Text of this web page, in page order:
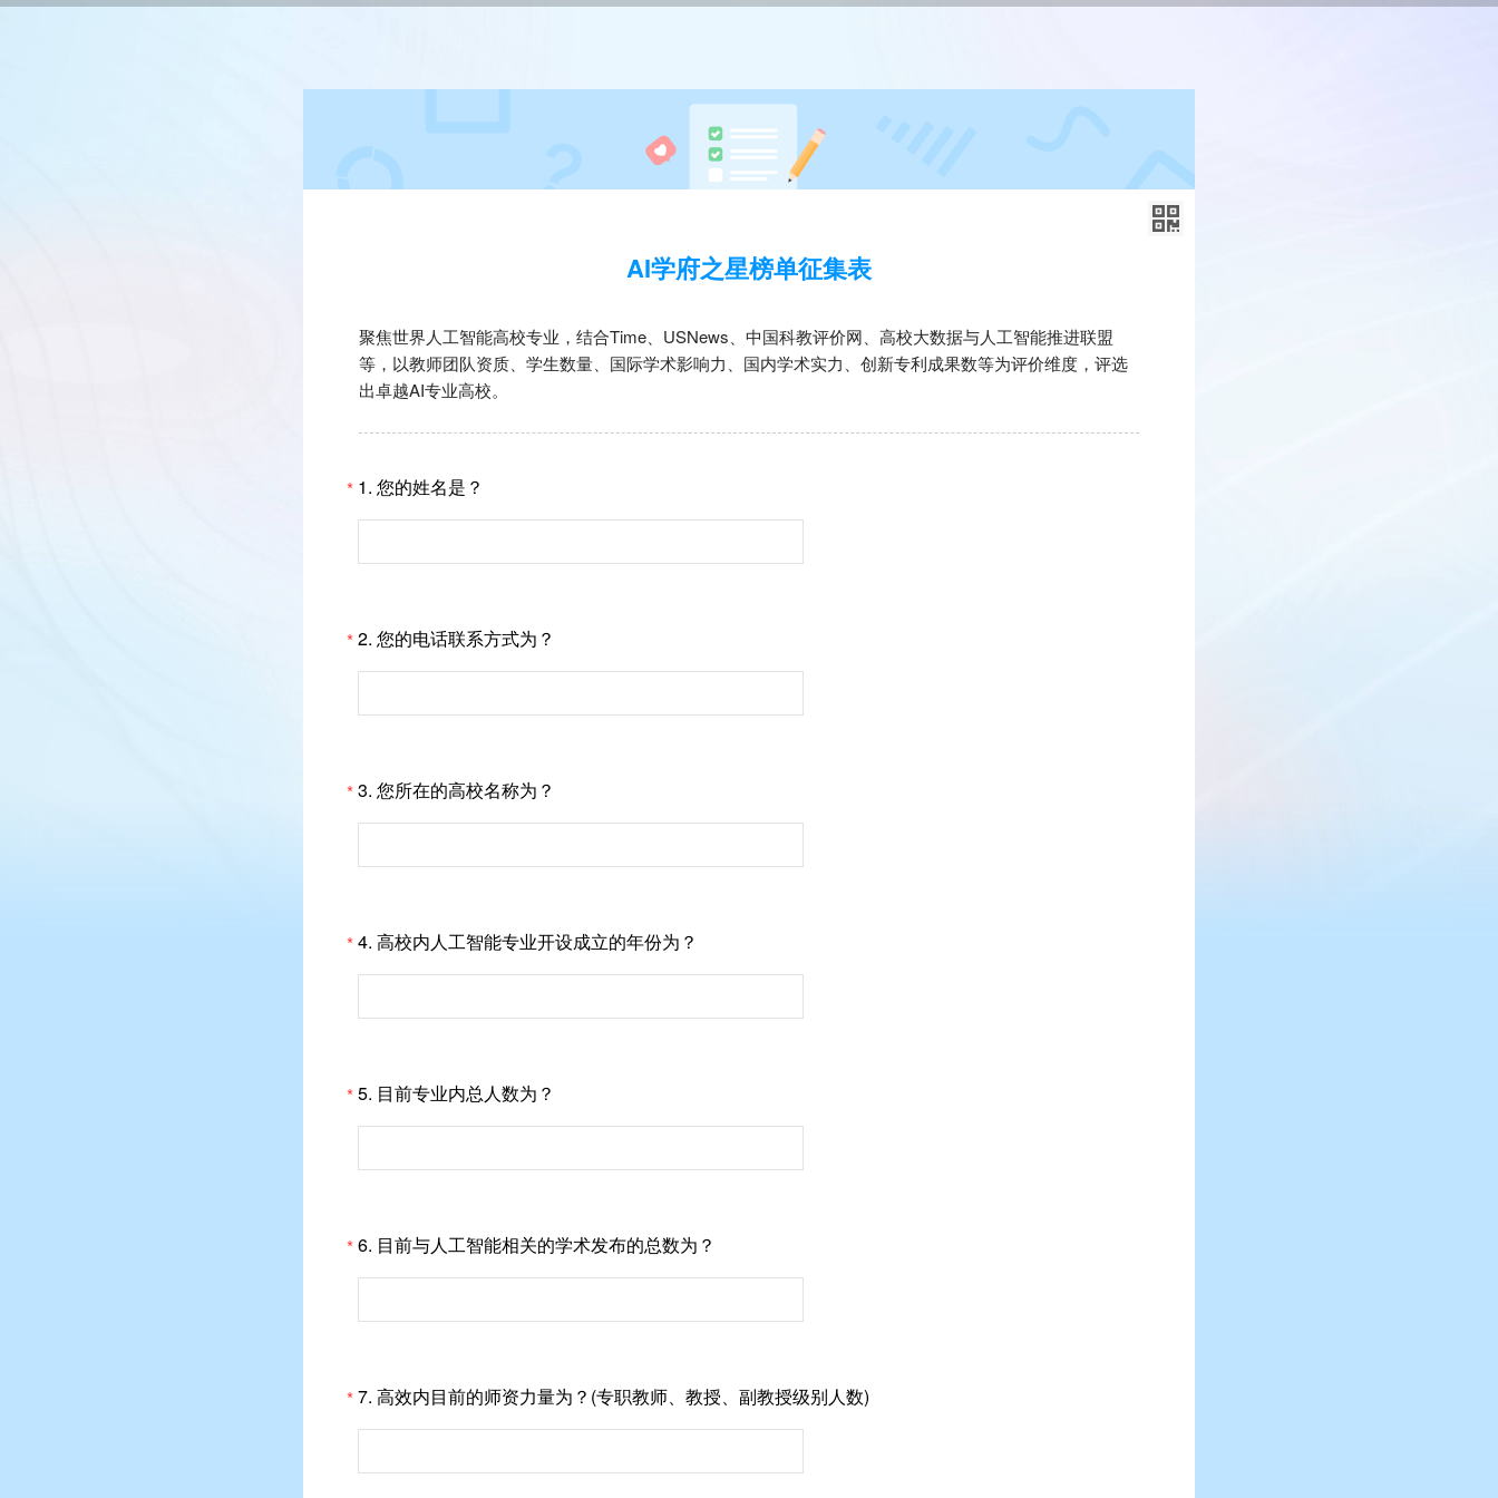
AI学府之星榜单征集表
聚焦世界人工智能高校专业，结合Time、USNews、中国科教评价网、高校大数据与人工智能推进联盟
等，以教师团队资质、学生数量、国际学术影响力、国内学术实力、创新专利成果数等为评价维度，评选
出卓越AI专业高校。
* 1. 您的姓名是？
*2. 您的电话联系方式为？
*3. 您所在的高校名称为？
*4. 高校内人工智能专业开设成立的年份为？
*5. 目前专业内总人数为？
*6. 目前与人工智能相关的学术发布的总数为？
*7. 高效内目前的师资力量为？(专职教师、教授、副教授级别人数)